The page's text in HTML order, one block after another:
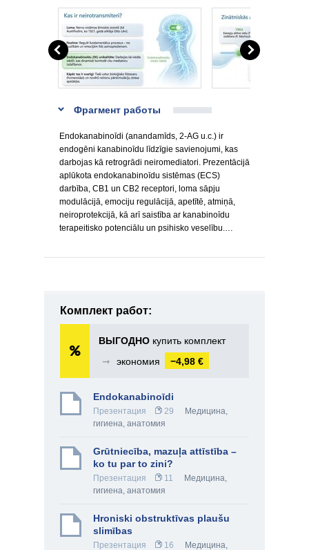
Фрагмент работы
Endokanabinoīdi (anandamīds, 2-AG u.c.) ir
endogēni kanabinoīdu līdzīgie savienojumi, kas
darbojas kā retrogrādi neiromediatori. Prezentācijā
aplūkota endokanabinoīdu sistēmas (ECS)
darbība, CB1 un CB2 receptori, loma sāpju
modulācijā, emociju regulācijā, apetītē, atmiņā,
neiroprotekcijā, kā arī saistība ar kanabinoīdu
terapeitisko potenciālu un psihisko veselību.…
Комплект работ:
ВЫГОДНО купить комплект
➞
экономия −4,98 €
Endokanabinoīdi
Презентация 29
Медицина,
гигиена, анатомия
Grūtniecība, mazuļa attīstība –
ko tu par to zini?
Презентация 11
Медицина,
гигиена, анатомия
Hroniski obstruktīvas plaušu
slimības
Презентация 16
Медицина,